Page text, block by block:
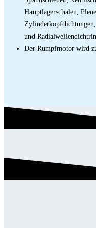
Hauptlagerschalen,
und
Der Rumpfmotor wird